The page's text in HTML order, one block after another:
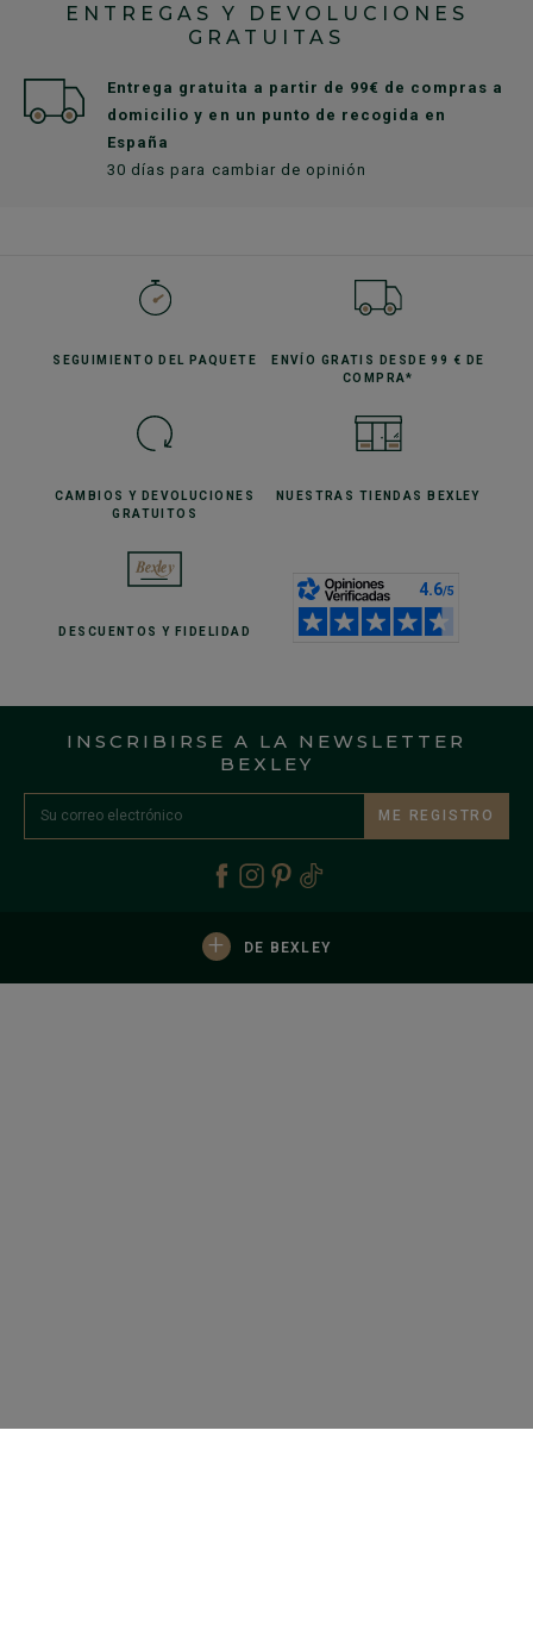
ENTREGAS Y DEVOLUCIONES
GRATUITAS
Entrega gratuita a partir de 99€ de compras a
domicilio y en un punto de recogida en
España
30 días para cambiar de opinión
SEGUIMIENTO DEL PAQUETE ENVÍO GRATIS
DESDE 99 € DE
COMPRA*
CAMBIOS Y DEVOLUCIONES
GRATUITOS
NUESTRAS TIENDAS BEXLEY
DESCUENTOSY FIDELIDAD
INSCRIBIRSE A LA NEWSLETTER
BEXLEY
ME REGISTRO
+ DE BEXLEY